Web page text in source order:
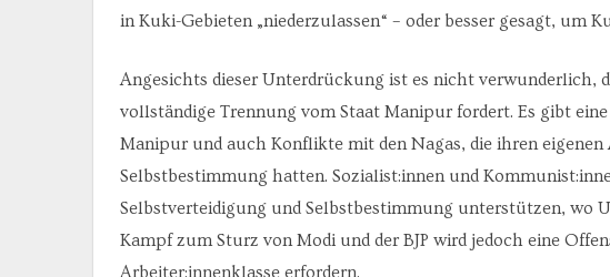
in Kuki-Gebieten „niederzulassen“ – oder besser gesagt, um
Angesichts dieser Unterdrückung ist es nicht verwunderlich,
vollständige Trennung vom Staat Manipur fordert. Es gibt
Manipur und auch Konflikte mit den Nagas, die ihren eigenen
Selbstbestimmung hatten. Sozialist:innen und
Selbstverteidigung und Selbstbestimmung unterstützen, wo
Kampf zum Sturz von Modi und der BJP wird jedoch eine
Arbeiter:innenklasse erfordern.